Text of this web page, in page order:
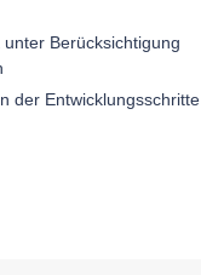
Berücksichtigung
der Entwicklungsschritte